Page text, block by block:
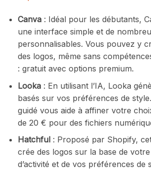
Canva: Idéal pour les débutants,
une interface simple et de
personnalisables. Vous pouvez y
des logos, même sans
: gratuit avec options premium.
Looka: En utilisant l’IA, Looka
basés sur vos préférences de
guidé vous aide à affiner votre
de 20 € pour des fichiers
Hatchful: Proposé par Shopify,
crée des logos sur la base de
d’activité et de vos préférences de